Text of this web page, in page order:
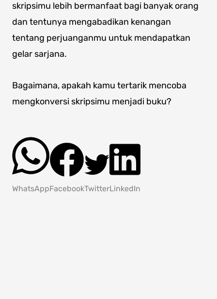
skripsimu lebih bermanfaat bagi banyak orang
dan tentunya mengabadikan kenangan
tentang perjuanganmu untuk mendapatkan
gelar sarjana.
Bagaimana, apakah kamu tertarik mencoba
mengkonversi skripsimu menjadi buku?
WhatsAppFacebookTwitterLinkedIn